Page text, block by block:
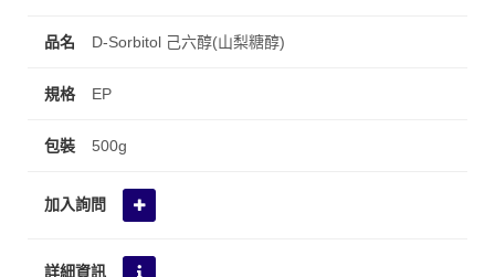
D-Sorbitol 己六醇(山梨糖醇)
EP
500g